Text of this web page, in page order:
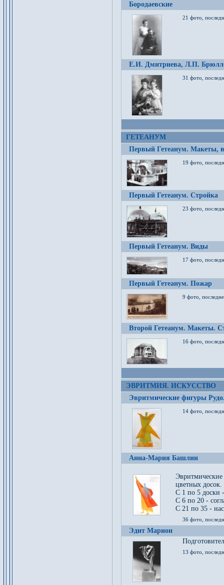
Бородаевские
21 фото,
Е.И. Дмитриева, Л.П.
31 фото,
ГЕТЕАНУМ
Первый Гетеанум. Макеты,
19 фото,
Первый Гетеанум. Стройка
23 фото,
Первый Гетеанум. Виды
17 фото,
Первый Гетеанум. Пожар
9 фото,
Второй Гетеанум. Макеты.
16 фото,
ЭВРИТМИЯ. ИСКУССТВО
Эвритмические фигуры
14 фото,
Анна-Мария Башлин
цветных досок.
С 1 по 5 доски
С 6 по 20 -
С 21 по 35 -
36 фото,
Эдит Марион
13 фото,